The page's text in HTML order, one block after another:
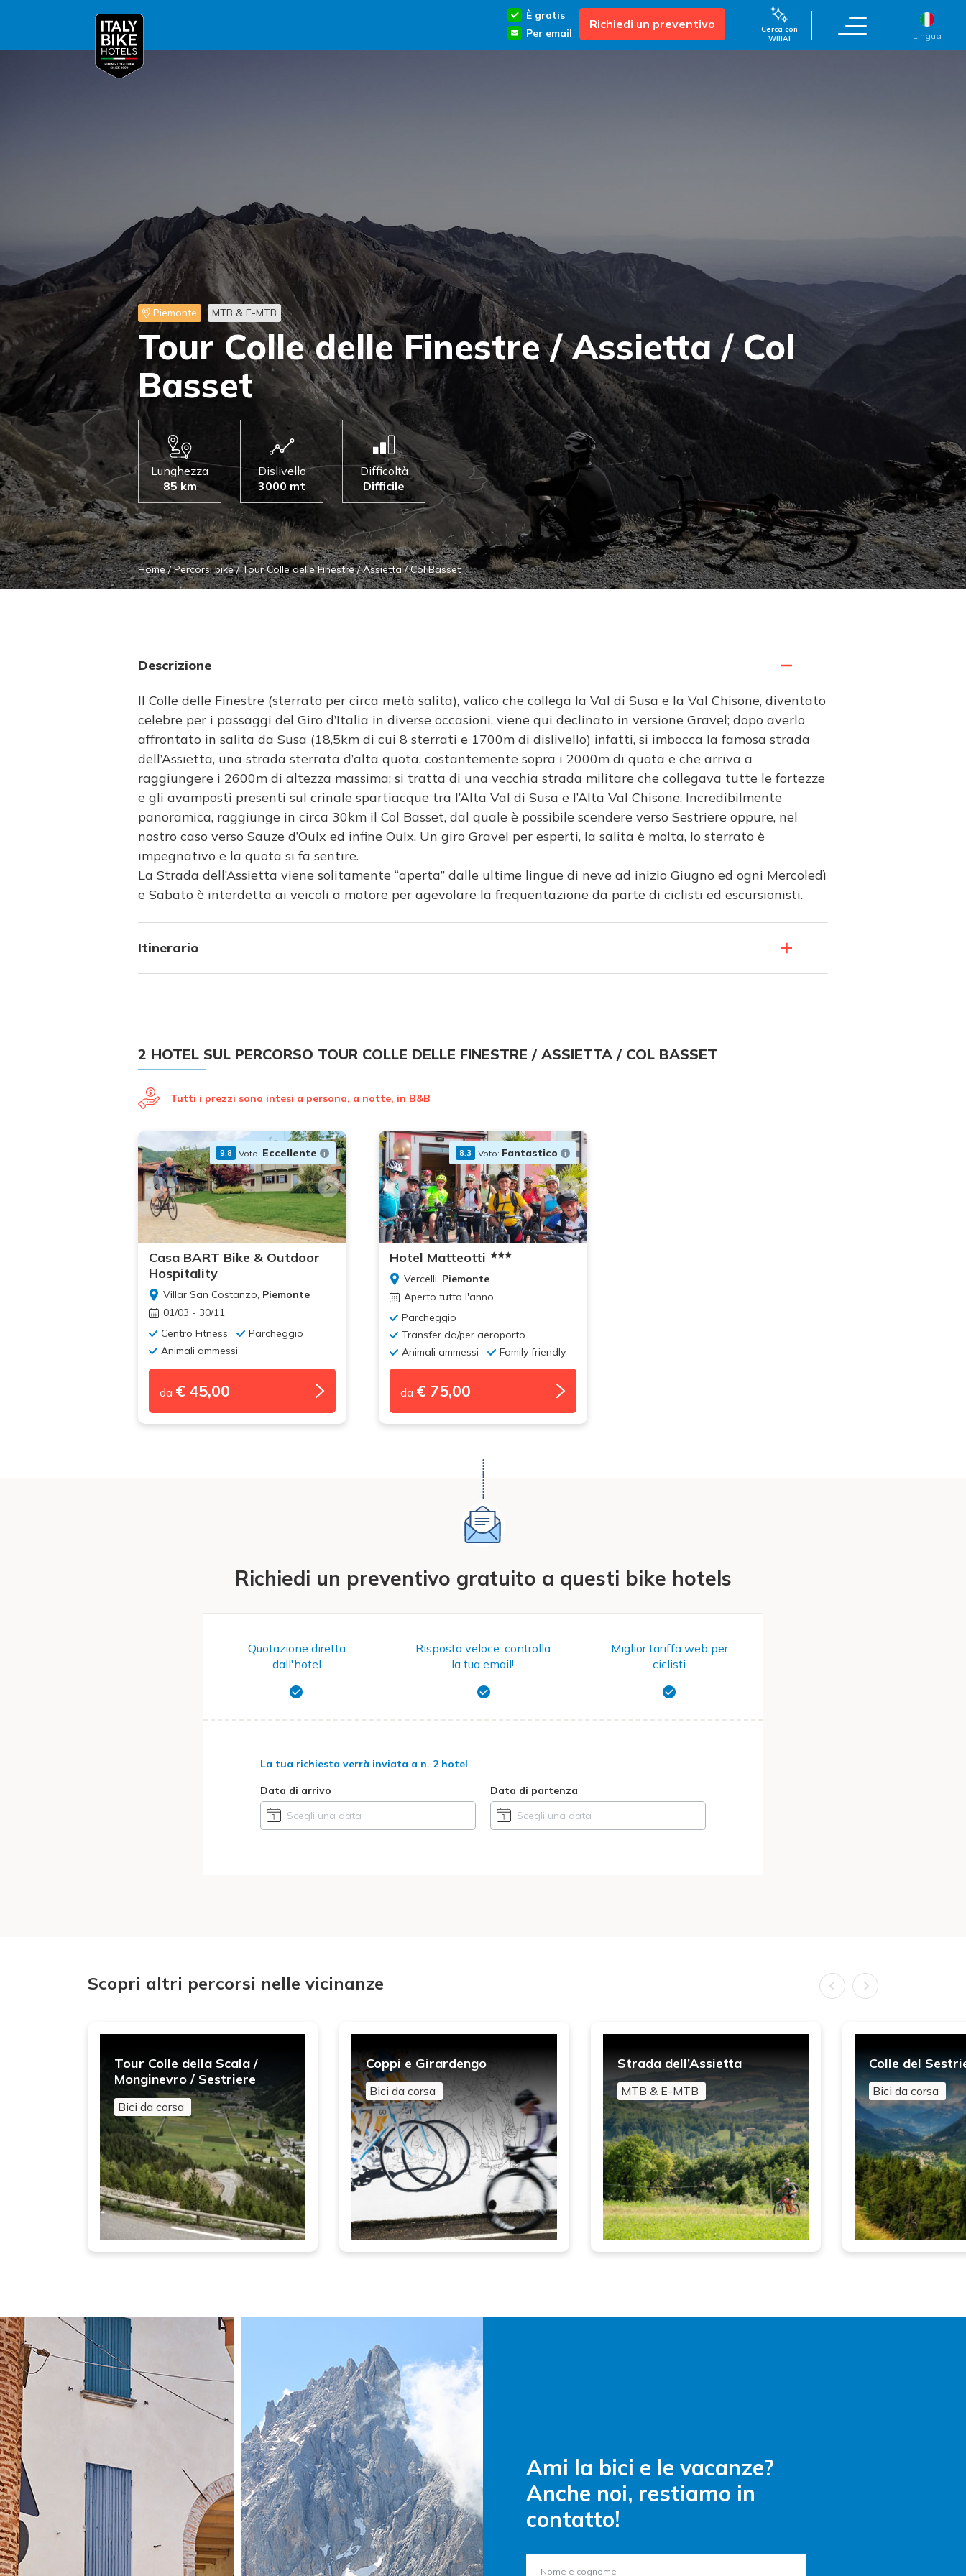
Cerca con
WillAI
Richiedi un preventivo
È gratis
Per email
Lingua
Piemonte MTB & E-MTB
Tour Colle delle Finestre / Assietta / Col
Basset
Lunghezza
85 km
Dislivello
3000 mt
Difficoltà
Difficile
Home/Percorsi bike/Tour Colle delle Finestre / Assietta / Col Basset
Descrizione
Il Colle delle Finestre (sterrato per circa metà salita), valico che collega la Val di Susa e la Val Chisone, diventato
celebre per i passaggi del Giro d’Italia in diverse occasioni, viene qui declinato in versione Gravel; dopo averlo
affrontato in salita da Susa (18,5km di cui 8 sterrati e 1700m di dislivello) infatti, si imbocca la famosa strada
dell’Assietta, una strada sterrata d’alta quota, costantemente sopra i 2000m di quota e che arriva a
raggiungere i 2600m di altezza massima; si tratta di una vecchia strada militare che collegava tutte le fortezze
e gli avamposti presenti sul crinale spartiacque tra l’Alta Val di Susa e l’Alta Val Chisone. Incredibilmente
panoramica, raggiunge in circa 30km il Col Basset, dal quale è possibile scendere verso Sestriere oppure, nel
nostro caso verso Sauze d’Oulx ed infine Oulx. Un giro Gravel per esperti, la salita è molta, lo sterrato è
impegnativo e la quota si fa sentire.
La Strada dell’Assietta viene solitamente “aperta” dalle ultime lingue di neve ad inizio Giugno ed ogni Mercoledì
e Sabato è interdetta ai veicoli a motore per agevolare la frequentazione da parte di ciclisti ed escursionisti.
Itinerario
2 HOTEL SUL PERCORSO TOUR COLLE DELLE FINESTRE / ASSIETTA / COL BASSET
Tutti i prezzi sono intesi a persona, a notte, in B&B
9.8 Voto: Eccellente
Casa BART Bike & Outdoor
Hospitality
Villar San Costanzo, Piemonte
01/03 - 30/11
Centro Fitness
Parcheggio
Animali ammessi
da € 45,00
8.3 Voto: Fantastico
+13 foto
Hotel Matteotti
Vercelli, Piemonte
Aperto tutto l'anno
Parcheggio
Transfer da/per aeroporto
Animali ammessi
Family friendly
da € 75,00
Richiedi un preventivo gratuito a questi bike hotels
Quotazione diretta
dall'hotel
Risposta veloce: controlla
la tua email!
Miglior tariffa web per
ciclisti
La tua richiesta verrà inviata a n. 2 hotel
Data di arrivo Data di partenza
Scopri altri percorsi nelle vicinanze
Tour Colle della Scala /
Monginevro / Sestriere
Bici da corsa
Coppi e Girardengo
Bici da corsa
Strada dell’Assietta
MTB & E-MTB
Colle del
Bici da corsa
Ami la bici e le vacanze?
Anche noi, restiamo in
contatto!